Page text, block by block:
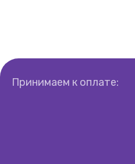
Принимаем к оплате: